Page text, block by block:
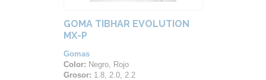
GOMA TIBHAR EVOLUTION
MX-P
Gomas
Color: Negro, Rojo
Grosor: 1.8, 2.0, 2.2